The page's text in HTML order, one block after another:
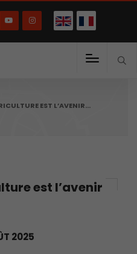
EST L’AVENIR…
est l’avenir
2025
English(English)